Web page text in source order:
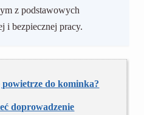
z podstawowych
i bezpiecznej pracy.
powietrze do kominka?
doprowadzenie